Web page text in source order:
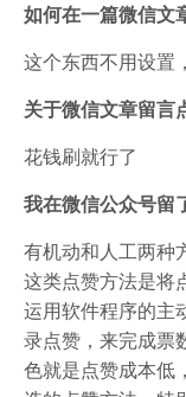
如何在一篇微信文
这个东西不用设置
关于微信文章留言
花钱刷就行了
我在微信公众号留
有机动和人工两种
这类点赞方法是将
运用软件程序的主
录点赞，来完成票
色就是点赞成本低